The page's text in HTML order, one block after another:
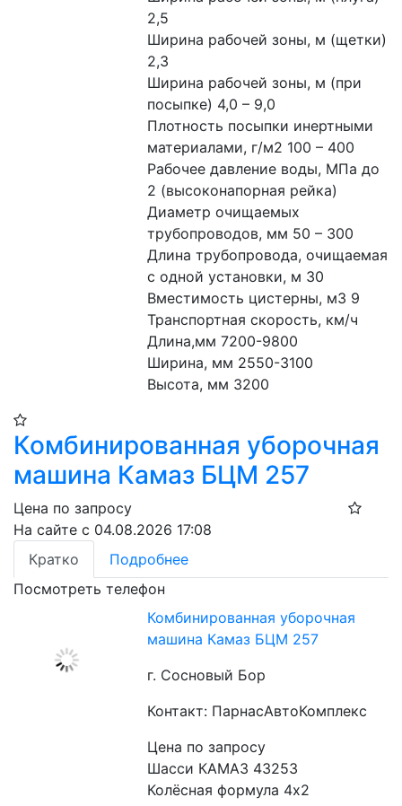
2,5
Ширина рабочей зоны, м (щетки)
2,3
Ширина рабочей зоны, м (при
посыпке) 4,0 – 9,0
Плотность посыпки инертными
материалами, г/м2 100 – 400
Рабочее давление воды, МПа до
2 (высоконапорная рейка)
Диаметр очищаемых
трубопроводов, мм 50 – 300
Длина трубопровода, очищаемая
с одной установки, м 30
Вместимость цистерны, м3 9
Транспортная скорость, км/ч
Длина,мм 7200-9800
Ширина, мм 2550-3100
Высота, мм 3200
Комбинированная уборочная
машина Камаз БЦМ 257
Цена по запросу
На сайте с 04.08.2026 17:08
Кратко
Подробнее
Посмотреть телефон
Комбинированная уборочная
машина Камаз БЦМ 257
г. Сосновый Бор
Контакт: ПарнасАвтоКомплекс
Цена по запросу
Шасси КАМАЗ 43253
Колёсная формула 4х2